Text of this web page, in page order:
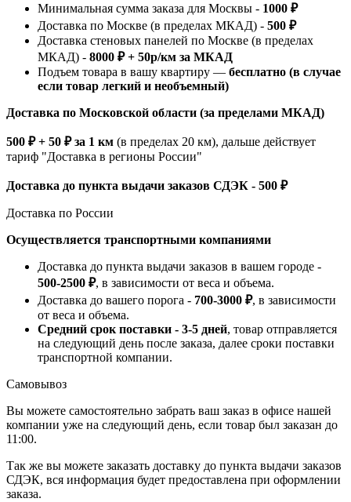
Минимальная сумма заказа для Москвы - 1000 ₽
Доставка по Москве (в пределах МКАД) - 500 ₽
Доставка стеновых панелей по Москве (в пределах
МКАД) - 8000 ₽ + 50р/км за МКАД
Подъем товара в вашу квартиру — бесплатно (в случае
если товар легкий и необъемный)
Доставка по Московской области (за пределами МКАД)
500 ₽ + 50 ₽ за 1 км (в пределах 20 км), дальше действует
тариф "Доставка в регионы России"
Доставка до пункта выдачи заказов СДЭК - 500 ₽
Доставка по России
Осуществляется транспортными компаниями
Доставка до пункта выдачи заказов в вашем городе -
500-2500 ₽, в зависимости от веса и объема.
Доставка до вашего порога - 700-3000 ₽, в зависимости
от веса и объема.
Средний срок поставки - 3-5 дней, товар отправляется
на следующий день после заказа, далее сроки поставки
транспортной компании.
Самовывоз
Вы можете самостоятельно забрать ваш заказ в офисе нашей
компании уже на следующий день, если товар был заказан до
11:00.
Так же вы можете заказать доставку до пункта выдачи заказов
СДЭК, вся информация будет предоставлена при оформлении
заказа.